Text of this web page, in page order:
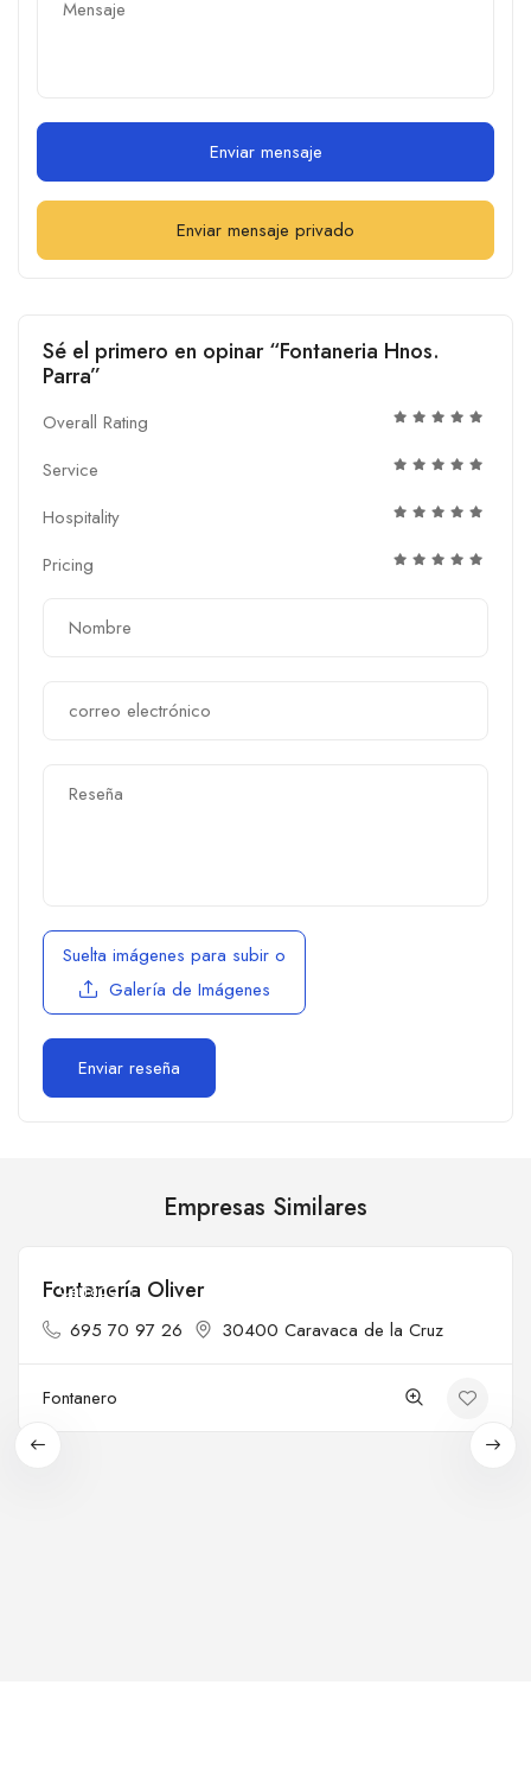
Enviar mensaje
Enviar mensaje privado
Sé el primero en opinar “Fontaneria Hnos.
Parra”
Overall Rating
Service
Hospitality
Pricing
Suelta imágenes para subir o
Galería de Imágenes
Empresas Similares
Cerrado
Fontanería Oliver
695 70 97 26 30400 Caravaca de la Cruz
Fontanero